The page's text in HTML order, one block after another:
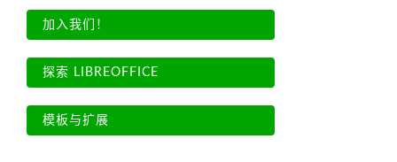
加入我们！
探索 LIBREOFFICE
模板与扩展